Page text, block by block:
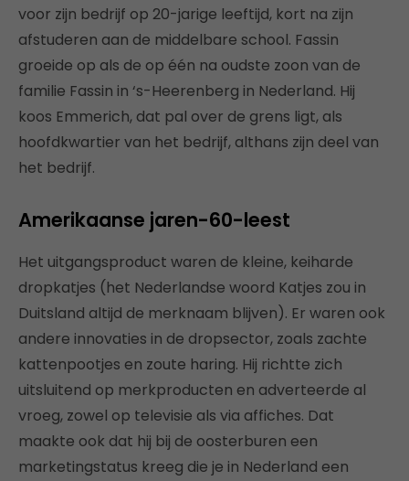
voor zijn bedrijf op 20-jarige leeftijd, kort na zijn
afstuderen aan de middelbare school. Fassin
groeide op als de op één na oudste zoon van de
familie Fassin in ‘s-Heerenberg in Nederland. Hij
koos Emmerich, dat pal over de grens ligt, als
hoofdkwartier van het bedrijf, althans zijn deel van
het bedrijf.
Amerikaanse jaren-60-leest
Het uitgangsproduct waren de kleine, keiharde
dropkatjes (het Nederlandse woord Katjes zou in
Duitsland altijd de merknaam blijven). Er waren ook
andere innovaties in de dropsector, zoals zachte
kattenpootjes en zoute haring. Hij richtte zich
uitsluitend op merkproducten en adverteerde al
vroeg, zowel op televisie als via affiches. Dat
maakte ook dat hij bij de oosterburen een
marketingstatus kreeg die je in Nederland een